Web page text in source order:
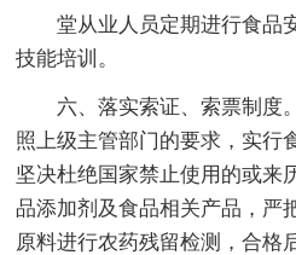
堂从业人员定期进行食品
技能培训。
六、落实索证、索票制度
照上级主管部门的要求，实行
坚决杜绝国家禁止使用的或来
品添加剂及食品相关产品，严
原料进行农药残留检测，合格